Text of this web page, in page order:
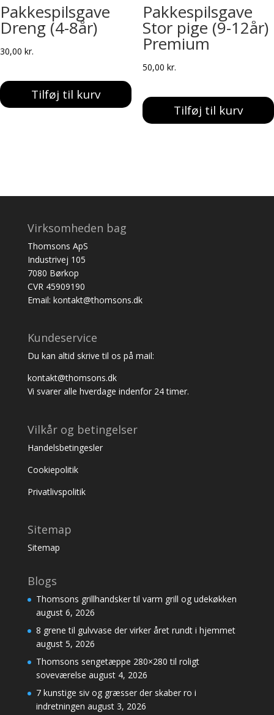
Pakkespilsgave
Dreng (4-8år)
30,00 kr.
Tilføj til kurv
Pakkespilsgave
Stor pige (9-12år)
Premium
50,00 kr.
Tilføj til kurv
Virksomheden bag
Thomsons ApS
Industrivej 105
7080 Børkop
CVR 45909190
Email: kontakt@thomsons.dk
Kundeservice
Du kan altid skrive til os på mail:
kontakt@thomsons.dk
Vi svarer alle hverdage indenfor 24 timer.
Vilkår og betingelser
Handelsbetingesler
Cookiepolitik
Privatlivspolitik
Sitemap
Sitemap
Blogs
Thomsons grillhandsker til varm grill og udekøkken
august 6, 2026
8 grene til gulvvase der virker året rundt i hjemmet
august 5, 2026
Thomsons sengetæppe 280×280 til roligt
soveværelse august 4, 2026
7 kunstige siv og græsser der skaber ro i
indretningen august 3, 2026